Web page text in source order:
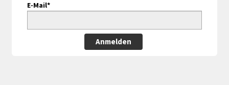
E-Mail*
Anmelden